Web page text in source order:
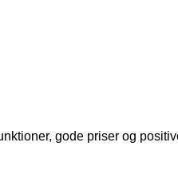
gode priser og